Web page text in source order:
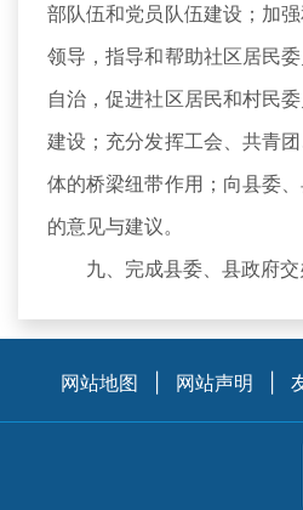
部队伍和党员队伍建设；加
领导，指导和帮助社区居民
自治，促进社区居民和村民
建设；充分发挥工会、共青
体的桥梁纽带作用；向县委
的意见与建议。
九、完成县委、县政府交
网站地图 网站声明